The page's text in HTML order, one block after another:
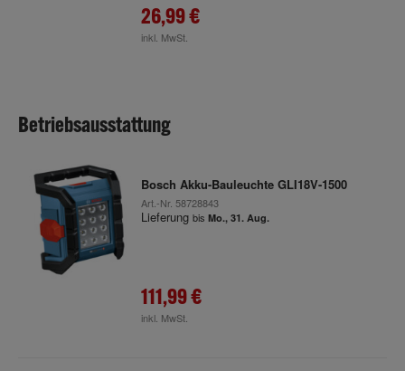
26,99 €
inkl. MwSt.
Betriebsausstattung
Bosch Akku-Bauleuchte GLI18V-1500
Art.-Nr. 58728843
Lieferung bis Mo., 31. Aug.
111,99 €
inkl. MwSt.